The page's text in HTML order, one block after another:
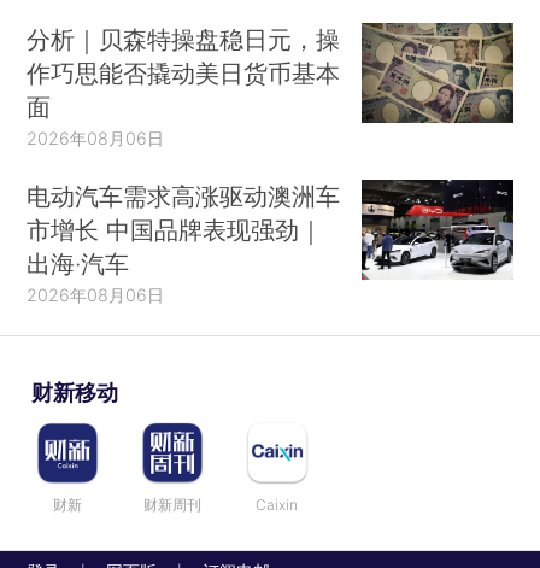
分析｜贝森特操盘稳日元，操
作巧思能否撬动美日货币基本
面
2026年08月06日
电动汽车需求高涨驱动澳洲车
市增长 中国品牌表现强劲｜
出海·汽车
2026年08月06日
财新移动
财新 财新周刊 Caixin